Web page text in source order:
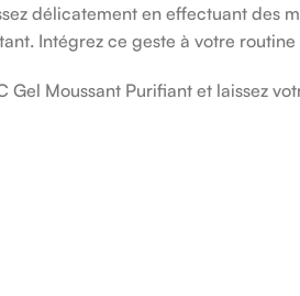
délicatement en effectuant des
Intégrez ce geste à votre
Gel Moussant Purifiant et laissez